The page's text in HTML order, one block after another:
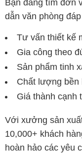
Bạn đang tìm đơn
dẫn văn phòng
Tư vấn thiết kế
Gia công theo
Sản phẩm tinh
Chất lượng bền
Giá thành cạnh
Với xưởng sản
10,000+ khách
hoàn hảo các yêu